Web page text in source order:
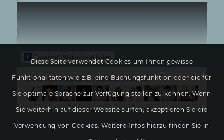
Facebook Widget jetzt laden
Werden Sie Teil unserer Facebook Gemeinde
Diese Seite verwendet Cookies um Ihnen gewisse
Funktionalitäten wie z.B. eine Buchungsfunktion oder die für
Sie optimale Sprache zur Verfügung stellen zu können. Wenn
Sie weiterhin auf dieser Website surfen, akzeptieren Sie die
Verwendung von Cookies. Weitere Infos hierzu finden Sie in